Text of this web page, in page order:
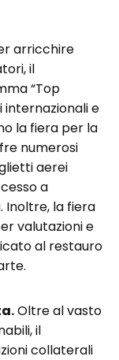
arricchire
il
“Top
internazionali e
la fiera per la
numerosi
aerei
a
Inoltre, la fiera
valutazioni e
al restauro
Oltre al vasto
il
collaterali